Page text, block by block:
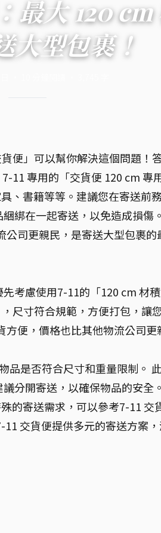
最大 120 cm
大型包裹！
便」可以幫你解決這個問題！
11 專用的「交貨便 120 cm 專
、書籍等等。建議您在寄送前
綁在一起寄送，以免造成損傷。
司更親民，是寄送大型包裹的
考慮使用7-11的「120 cm 材
尺寸符合規範，方便打包，讓
方便，價格也比其他物流公司更
品是否符合尺寸和重量限制。
分開寄送，以確保物品的安全。
的寄送需求，可以參考7-11 交
交貨便提供多元的寄送方案